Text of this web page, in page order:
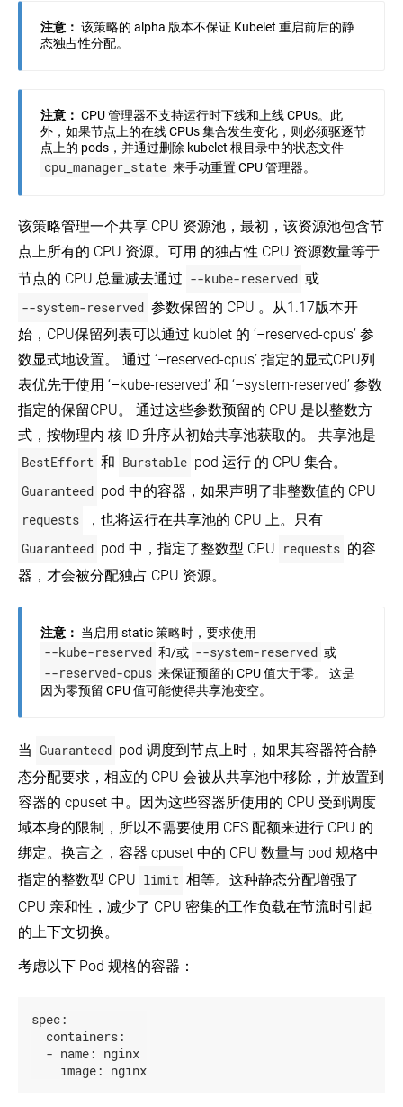
名
空
间
数
Kubernetes
API
关
键
插
调
度
保
证
启
端
点
片
命
名
间
练
在
Kubernetes
群
用
NodeLocal
DNSCache
在
Kubernetes
中
用
sysctl
在
实
时
集
群
上
新
置
的
Kubelet
注意： 该策略的 alpha 版本不保证 Kubelet 重启前后的静
态独占性分配。
注意： CPU 管理器不支持运行时下线和上线 CPUs。此
外，如果节点上的在线 CPUs 集合发生变化，则必须驱逐节
点上的 pods，并通过删除 kubelet 根目录中的状态文件
cpu_manager_state 来手动重置 CPU 管理器。
该策略管理一个共享 CPU 资源池，最初，该资源池包含节
点上所有的 CPU 资源。可用 的独占性 CPU 资源数量等于
节点的 CPU 总量减去通过 --kube-reserved 或
--system-reserved 参数保留的 CPU 。从1.17版本开
始，CPU保留列表可以通过 kublet 的 ‘–reserved-cpus’ 参
数显式地设置。 通过 ‘–reserved-cpus’ 指定的显式CPU列
表优先于使用 ‘–kube-reserved’ 和 ‘–system-reserved’ 参数
指定的保留CPU。 通过这些参数预留的 CPU 是以整数方
式，按物理内 核 ID 升序从初始共享池获取的。 共享池是
BestEffort 和 Burstable pod 运行 的 CPU 集合。
Guaranteed pod 中的容器，如果声明了非整数值的 CPU
requests
，也将运行在共享池的 CPU 上。只有
Guaranteed pod 中，指定了整数型 CPU requests 的容
器，才会被分配独占 CPU 资源。
注意： 当启用 static 策略时，要求使用
--kube-reserved 和/或 --system-reserved 或
--reserved-cpus 来保证预留的 CPU 值大于零。 这是
因为零预留 CPU 值可能使得共享池变空。
当 Guaranteed pod 调度到节点上时，如果其容器符合静
态分配要求，相应的 CPU 会被从共享池中移除，并放置到
容器的 cpuset 中。因为这些容器所使用的 CPU 受到调度
域本身的限制，所以不需要使用 CFS 配额来进行 CPU 的
绑定。换言之，容器 cpuset 中的 CPU 数量与 pod 规格中
指定的整数型 CPU limit 相等。这种静态分配增强了
CPU 亲和性，减少了 CPU 密集的工作负载在节流时引起
的上下文切换。
考虑以下 Pod 规格的容器：
spec:
containers:
- name: nginx
image: nginx